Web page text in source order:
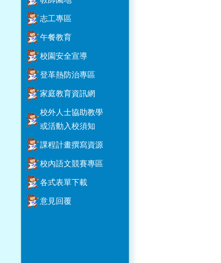
志工專區
午餐教育
校園安全宣導
登革熱防治專區
家庭教育資訊網
校外人士協助教學
或活動入校須知
課程計畫撰寫資源
校內語文競賽專區
各式表單下載
意見回覆